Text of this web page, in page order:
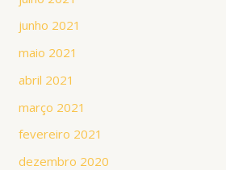
junho 2021
maio 2021
abril 2021
março 2021
fevereiro 2021
dezembro 2020